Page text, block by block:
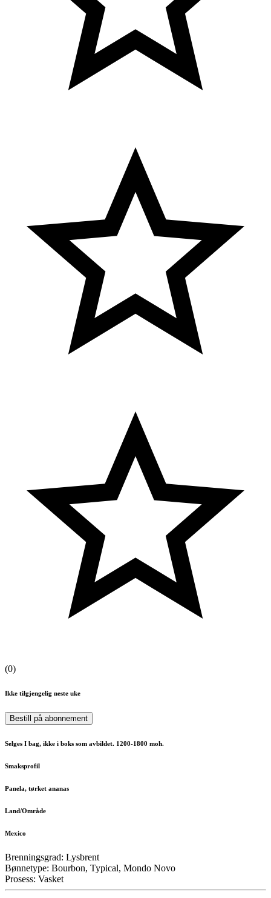
(0)
Ikke tilgjengelig neste uke
Bestill på abonnement
Selges I bag, ikke i boks som avbildet. 1200-1800 moh.
Smaksprofil
Panela, tørket ananas
Land/Område
Mexico
Brenningsgrad: Lysbrent
Bønnetype: Bourbon, Typical, Mondo Novo
Prosess: Vasket